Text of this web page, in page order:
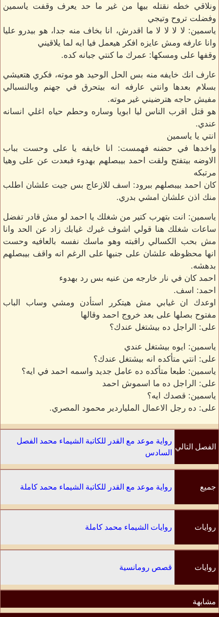
ونلاقي خطه نقتله بيها من غير ما حد يعرف وقفت ياسمين
وفضلت تروح وتيجي
ياسمين: لا لا لا لا ما اقدرش، انا بخاف منه جدا، هو بيدرو عليا
وانا عارفه ومش عايزه افكر هيعمل فيا ايه لما يلاقيني
وقفها على ومسكها: عمرك ما كنتي جبانه كده.
عارف انك خايفه منه بس الحل الوحيد هو موته، فكري هتعيشي
بسلام بعدها وانتي عارفه انه بيتحرق في جهنم وبالنسبالي
مفيش حاجه هترضيني غير موته.
هو قتل اقرب الناس ليا ابويا وساره وحطم حياه اغلي انسانه
عندي.
انتي يا ياسمين
واخدها في حضنه فهمست: انا خايفه يا على وحست بباب
الاوضه بيتفتح ولقت احمد بيبصلهم بهدوء فبعدت عن على وهيا
مرتبكه
كان احمد بيبصلهم ببرود: اسف للازعاج بس جيت علشان اطلب
منك اذن علشان امشي بدري.
ياسمين: انت بتهرب كتير من شغلك يا احمد لو مش قادر تفضل
ساعات شغلك هنا قولي اشوف غيرك غيابك زاد عن الحد وانا
مش بحب الكسالي راقبته وهو ماسك نفسه بالعافيه وحست
انها محظوظه علشان على جنبها على الرغم انه واقف بيبصلهم
بدهشه.
احمد كان في نار خارجه من عنيه بس رد بهدوء
احمد: اسف.
اوعدك ان غيابي مش هيتكرر استأدن ومشي وساب الباب
مفتوح بصلها على بعد خروج احمد وقالها
على: الراجل ده بيشتغل عندك؟
ياسمين: ايوه بيشتغل عندي
على: انتي متأكده انه بيشتغل عندك؟
ياسمين: طبعا متأكده ده عامل جديد واسمه احمد في ايه؟
على: الراجل ده ما اسموش احمد
ياسمين: قصدك ايه؟
على: ده رجل الاعمال الملياردير محمود المصري.
الفصل التالي
رواية موعد مع القدر للكاتبة الشيماء محمد الفصل
السادس
جميع رواية موعد مع القدر للكاتبة الشيماء محمد كاملة
روايات روايات الشيماء محمد كاملة
روايات
مشابهة
قصص رومانسية